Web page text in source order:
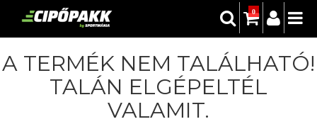
0
A TERMÉK NEM TALÁLHATÓ!
TALÁN ELGÉPELTÉL
VALAMIT.